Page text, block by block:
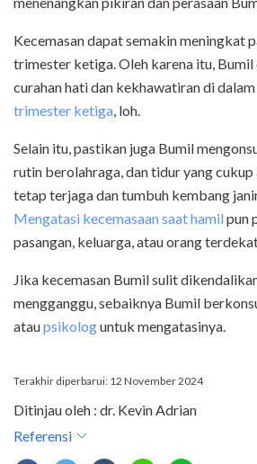
Kecemasan dapat semakin meningkat
trimester ketiga. Oleh karena itu,
curahan hati dan kekhawatiran di dalam
trimester ketiga, loh.
Selain itu, pastikan juga Bumil
rutin berolahraga, dan tidur yang
tetap terjaga dan tumbuh kembang
Mengatasi kecemasaan saat hamilpun
pasangan, keluarga, atau orang
Jika kecemasan Bumil sulit
mengganggu, sebaiknya Bumil
ataupsikologuntuk mengatasinya.
Terakhir diperbarui: 12 November 2024